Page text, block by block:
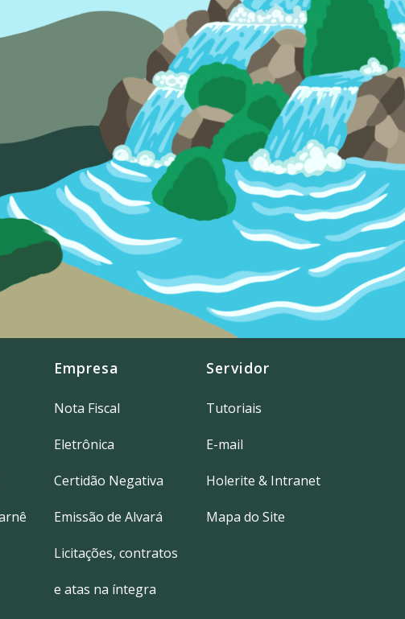
Empresa
Nota Fiscal
Eletrônica
Certidão Negativa
Emissão de Alvará
Licitações, contratos
e atas na íntegra
Servidor
Tutoriais
E-mail
Holerite & Intranet
Mapa do Site